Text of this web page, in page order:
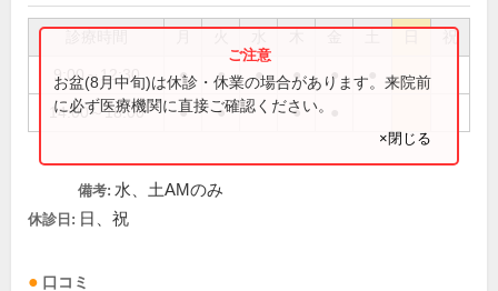
祝
9:00～12:30 ● ● ● ● ●
14:00～18:00 ● ● ●
お盆(8月中旬)は休診・休業の場合があります。来院前
に必ず医療機関に直接ご確認ください。
×閉じる
備考: 水、土AMのみ
休診日: 日、祝
口コミ